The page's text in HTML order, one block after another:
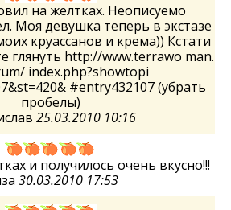
на желтках. Неописуемо
Моя девушка теперь в экстазе
круассанов и крема)) Кстати
глянуть http://www.terrawo man.
index.php?showtopi
#entry432107 (убрать
пробелы)
25.03.2010 10:16
и получилось очень вкусно!!!
30.03.2010 17:53